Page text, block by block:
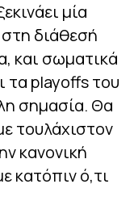
μία
στη διάθεσή
και σωματικά
τα playoffs του
σημασία. Θα
τουλάχιστον
κανονική
κατόπιν ό,τι